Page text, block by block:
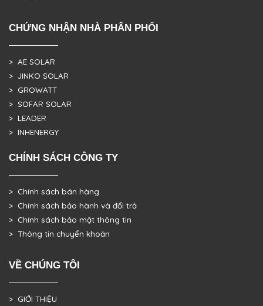
CHỨNG NHẬN NHÀ PHÂN PHỐI
> AE SOLAR
> JINKO SOLAR
> GROWATT
> SOFAR SOLAR
> LEADER
> INHENERGY
CHÍNH SÁCH CÔNG TY
> Chính sách bán hàng
> Chính sách bảo hành và đổi trả
> Chính sách bảo mật thông tin
> Thông tin chuyển khoản
VỀ CHÚNG TÔI
> GIỚI THIỆU